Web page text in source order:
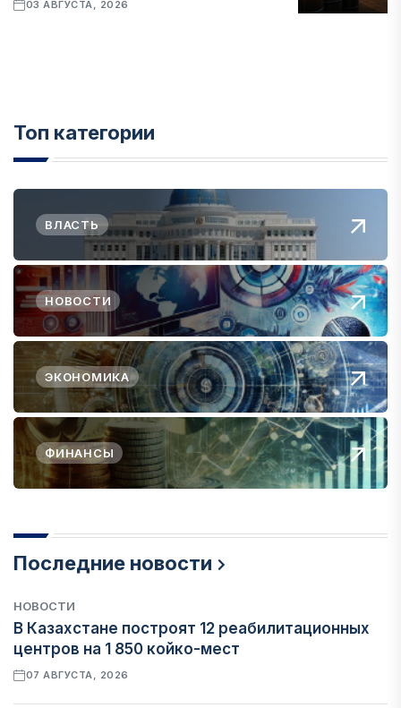
03 АВГУСТА, 2026
Топ категории
ВЛАСТЬ
НОВОСТИ
ЭКОНОМИКА
ФИНАНСЫ
Последние новости
НОВОСТИ
В Казахстане построят 12 реабилитационных
центров на 1 850 койко-мест
07 АВГУСТА, 2026